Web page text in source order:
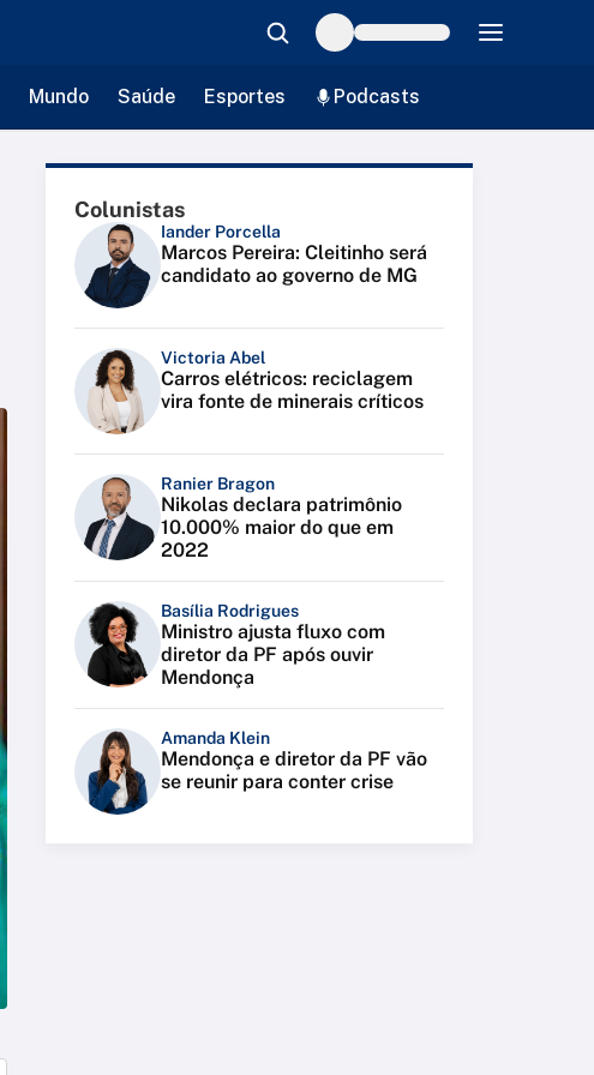
Mundo Saúde Esportes Podcasts
Colunistas
Iander Porcella
Marcos Pereira: Cleitinho será
candidato ao governo de MG
Victoria Abel
Carros elétricos: reciclagem
vira fonte de minerais críticos
Ranier Bragon
Nikolas declara patrimônio
10.000% maior do que em
2022
Basília Rodrigues
Ministro ajusta fluxo com
diretor da PF após ouvir
Mendonça
Amanda Klein
Mendonça e diretor da PF vão
se reunir para conter crise